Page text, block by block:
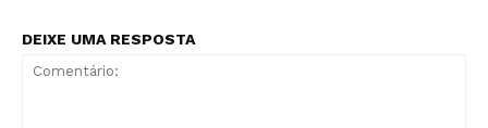
DEIXE UMA RESPOSTA